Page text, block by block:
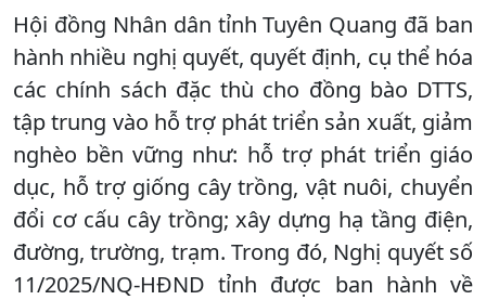
Hội đồng Nhân dân tỉnh Tuyên Quang đã ban
hành nhiều nghị quyết, quyết định, cụ thể hóa
các chính sách đặc thù cho đồng bào DTTS,
tập trung vào hỗ trợ phát triển sản xuất, giảm
nghèo bền vững như: hỗ trợ phát triển giáo
dục, hỗ trợ giống cây trồng, vật nuôi, chuyển
đổi cơ cấu cây trồng; xây dựng hạ tầng điện,
đường, trường, trạm. Trong đó, Nghị quyết số
11/2025/NQ-HĐND tỉnh được ban hành về